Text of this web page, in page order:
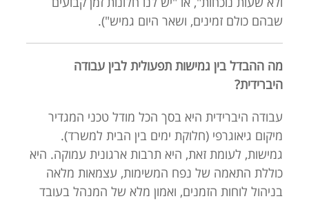
שבהם כולם זמינים, ושאר היום גמיש").
מה ההבדל בין גמישות תפעולית לבין עבודה
היברידית?
עבודה היברידית היא בסך הכל מודל טכני המגדיר
מיקום גיאוגרפי (חלוקת ימים בין הבית למשרד).
גמישות, לעומת זאת, היא תרבות ארגונית עמוקה. היא
כוללת התאמה של נפח המשימות, עצמאות מלאה
בניהול לוחות הזמנים, ואמון מלא של המנהל בעובד